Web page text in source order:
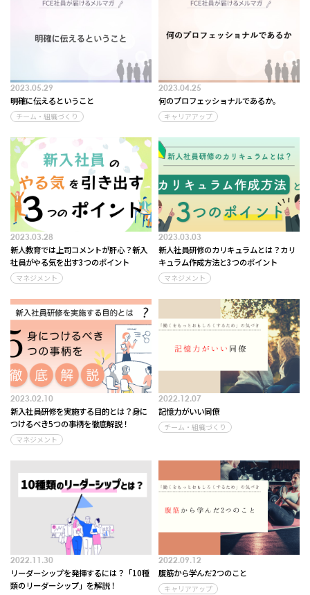
2023.05.29
明確に伝えるということ
チーム・組織づくり
2023.04.25
何のプロフェッショナルであるか。
キャリアアップ
2023.03.28
新人教育では上司コメントが肝心？新入
社員がやる気を出す3つのポイント
マネジメント
2023.03.03
新人社員研修のカリキュラムとは？カリ
キュラム作成方法と3つのポイント
マネジメント
2023.02.10
新入社員研修を実施する目的とは？身に
つけるべき5つの事柄を徹底解説！
マネジメント
2022.12.07
記憶力がいい同僚
チーム・組織づくり
2022.11.30
リーダーシップを発揮するには？「10種
類のリーダーシップ」を解説！
2022.09.12
腹筋から学んだ2つのこと
キャリアアップ